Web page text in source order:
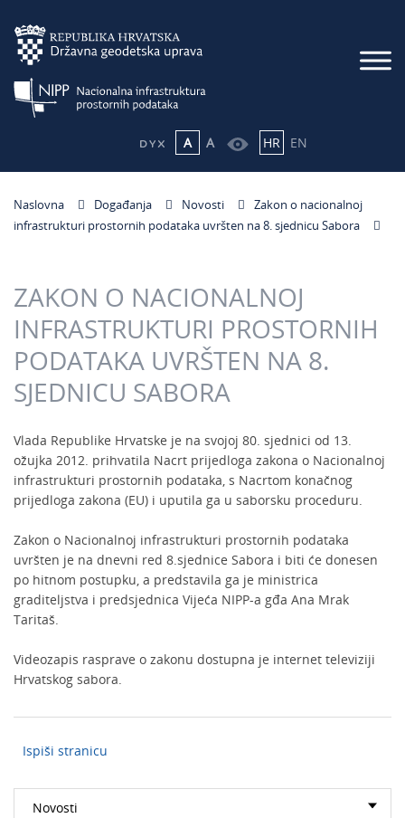
A A HR EN
Naslovna Događanja Novosti
Zakon o nacionalnoj
infrastrukturi prostornih podataka uvršten na 8. sjednicu Sabora
ZAKON O NACIONALNOJ
INFRASTRUKTURI PROSTORNIH
PODATAKA UVRŠTEN NA 8.
SJEDNICU SABORA
Vlada Republike Hrvatske je na svojoj 80. sjednici od 13.
ožujka 2012. prihvatila Nacrt prijedloga zakona o Nacionalnoj
infrastrukturi prostornih podataka, s Nacrtom konačnog
prijedloga zakona (EU) i uputila ga u saborsku proceduru.
Zakon o Nacionalnoj infrastrukturi prostornih podataka
uvršten je na dnevni red 8.sjednice Sabora i biti će donesen
po hitnom postupku, a predstavila ga je ministrica
graditeljstva i predsjednica Vijeća NIPP-a gđa Ana Mrak
Taritaš.
Videozapis rasprave o zakonu dostupna je internet televiziji
Hrvatskog sabora.
Ispiši stranicu
Novosti